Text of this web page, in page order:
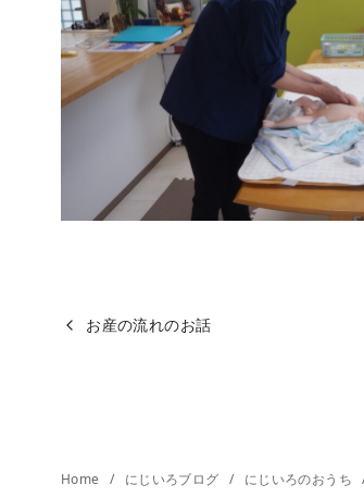
お産の流れのお話
Home にじいろブログ にじいろのおうち